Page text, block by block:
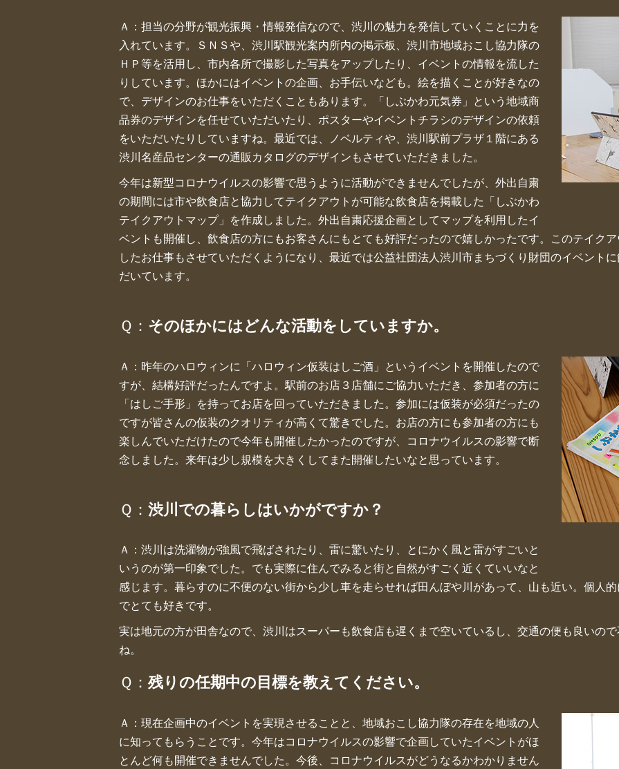
Ａ：担当の分野が観光振興・情報発信なので、渋川の魅力を発信していくことに力を
入れています。ＳＮＳや、渋川駅観光案内所内の掲示板、渋川市地域おこし協力隊の
ＨＰ等を活用し、市内各所で撮影した写真をアップしたり、イベントの情報を流した
りしています。ほかにはイベントの企画、お手伝いなども。絵を描くことが好きなの
で、デザインのお仕事をいただくこともあります。「しぶかわ元気券」という地域商
品券のデザインを任せていただいたり、ポスターやイベントチラシのデザインの依頼
をいただいたりしていますね。最近では、ノベルティや、渋川駅前プラザ１階にある
渋川名産品センターの通販カタログのデザインもさせていただきました。
今年は新型コロナウイルスの影響で思うように活動ができませんでしたが、外出自粛
の期間には市や飲食店と協力してテイクアウトが可能な飲食店を掲載した「しぶかわ
テイクアウトマップ」を作成しました。外出自粛応援企画としてマップを利用したイ
ベントも開催し、飲食店の方にもお客さんにもとても好評だったので嬉しかったです。このテイク
したお仕事もさせていただくようになり、最近では公益社団法人渋川市まちづくり財団のイベント
だいています。
Ｑ： そのほかにはどんな活動をしていますか。
Ａ：昨年のハロウィンに「ハロウィン仮装はしご酒」というイベントを開催したので
すが、結構好評だったんですよ。駅前のお店３店舗にご協力いただき、参加者の方に
「はしご手形」を持ってお店を回っていただきました。参加には仮装が必須だったの
ですが皆さんの仮装のクオリティが高くて驚きでした。お店の方にも参加者の方にも
楽しんでいただけたので今年も開催したかったのですが、コロナウイルスの影響で断
念しました。来年は少し規模を大きくしてまた開催したいなと思っています。
Ｑ： 渋川での暮らしはいかがですか？
Ａ：渋川は洗濯物が強風で飛ばされたり、雷に驚いたり、とにかく風と雷がすごいと
いうのが第一印象でした。でも実際に住んでみると街と自然がすごく近くていいなと
感じます。暮らすのに不便のない街から少し車を走らせれば田んぼや川があって、山も近い。個人
でとても好きです。
実は地元の方が田舎なので、渋川はスーパーも飲食店も遅くまで空いているし、交通の便も良いの
ね。
Ｑ：残りの任期中の目標を教えてください。
Ａ：現在企画中のイベントを実現させることと、地域おこし協力隊の存在を地域の人
に知ってもらうことです。今年はコロナウイルスの影響で企画していたイベントがほ
とんど何も開催できませんでした。今後、コロナウイルスがどうなるかわかりません